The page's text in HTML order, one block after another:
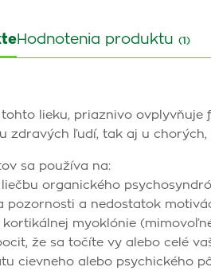
Hodnotenia produktu (1)
lieku, priaznivo
zdravých ľudí, tak aj u
sa používa na:
organického
pozornosti a nedostatok
kortikálnej myoklónie
že sa točíte vy alebo celé
cievneho alebo psychického